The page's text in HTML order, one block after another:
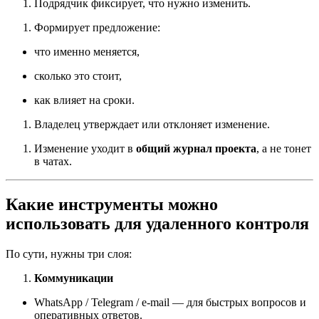
Подрядчик фиксирует, что нужно изменить.
Формирует предложение:
что именно меняется,
сколько это стоит,
как влияет на сроки.
Владелец утверждает или отклоняет изменение.
Изменение уходит в общий журнал проекта, а не тонет
в чатах.
Какие инструменты можно
использовать для удаленного контроля
По сути, нужны три слоя:
Коммуникации
WhatsApp / Telegram / e-mail — для быстрых вопросов и
оперативных ответов.